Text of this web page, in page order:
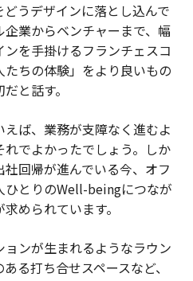
うデザインに落とし込んで
業からベンチャーまで、幅
を手掛けるフランチェスコ
ちの体験」をより良いもの
と話す。
えば、業務が支障なく進むよ
でよかったでしょう。しか
回帰が進んでいる今、オフ
ひとりのWell-beingにつなが
められています。
ンが生まれるようなラウン
る打ち合せスペースなど、